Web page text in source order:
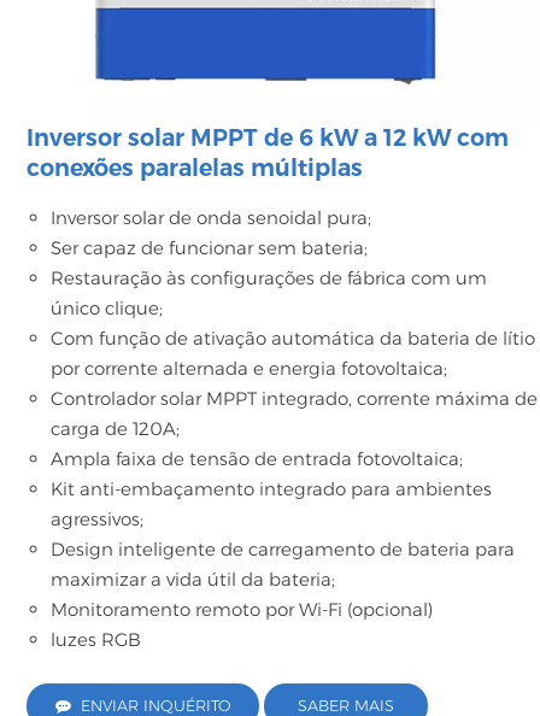
Inversor solar MPPT de 6 kW a 12 kW com
conexões paralelas múltiplas
Inversor solar de onda senoidal pura;
Ser capaz de funcionar sem bateria;
Restauração às configurações de fábrica com um
único clique;
Com função de ativação automática da bateria de lítio
por corrente alternada e energia fotovoltaica;
Controlador solar MPPT integrado, corrente máxima de
carga de 120A;
Ampla faixa de tensão de entrada fotovoltaica;
Kit anti-embaçamento integrado para ambientes
agressivos;
Design inteligente de carregamento de bateria para
maximizar a vida útil da bateria;
Monitoramento remoto por Wi-Fi (opcional)
luzes RGB
ENVIAR INQUÉRITO SABER MAIS